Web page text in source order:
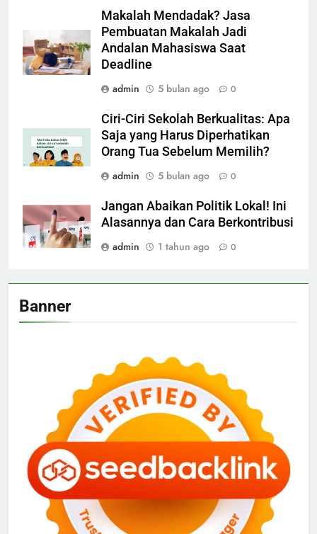
Makalah Mendadak? Jasa
Pembuatan Makalah Jadi
Andalan Mahasiswa Saat
Deadline
admin
5 bulan ago 0
Ciri-Ciri Sekolah Berkualitas: Apa
Saja yang Harus Diperhatikan
Orang Tua Sebelum Memilih?
admin
5 bulan ago 0
Jangan Abaikan Politik Lokal! Ini
Alasannya dan Cara Berkontribusi
admin
1 tahun ago 0
Banner